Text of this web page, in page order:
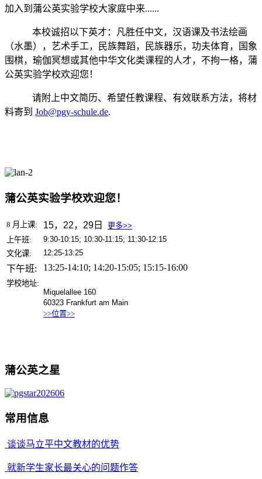
加入到蒲公英实验学校大家庭中来......
本校诚招以下英才：凡胜任中文，汉语课及书法绘画
（水墨），艺术手工，民族舞蹈，民族器乐，功夫体育，国象
围棋，瑜伽冥想或其他中华文化类课程的人才，不拘一格， 蒲
公英实验学校欢迎您！
请附上中文简历、希望任教课程、有效联系方法，将材
料寄到 Job@pgy-schule.de.
蒲公英实验学校欢迎您！
8 月上课: 15，22，29日
更多>>
上午班:
9:30-10:15; 10:30-11:15; 11:30-12:15
文化课:
12:25-13:25
下午班: 13:25-14:10; 14:20-15:05; 15:15-16:00
学校地址:
Miquelallee 160
60323 Frankfurt am Main
>>位置>>
蒲公英之星
常用信息
谈谈马立平中文教材的优势
就新学生家长最关心的问题作答